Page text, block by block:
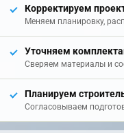
Корректируем
Меняем планировку,
Уточняем
Сверяем материалы и
Планируем
Согласовываем